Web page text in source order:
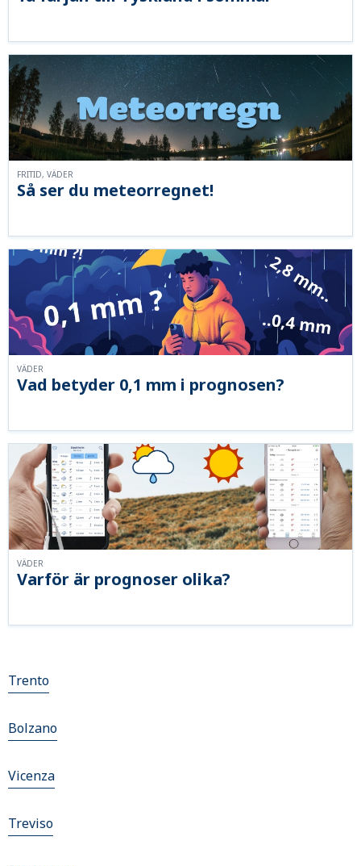
Så ser du meteorregnet!
FRITID, VÄDER
Vad betyder 0,1 mm i prognosen?
VÄDER
Varför är prognoser olika?
VÄDER
Trento
Bolzano
Vicenza
Treviso